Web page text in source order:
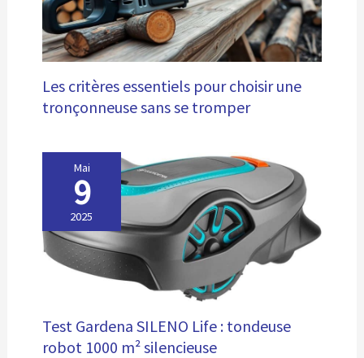
Les critères essentiels pour choisir une
tronçonneuse sans se tromper
Mai
9
2025
Test Gardena SILENO Life : tondeuse
robot 1000 m² silencieuse